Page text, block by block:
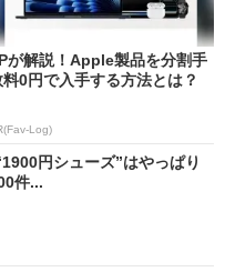
が解説！Apple製品を分割手
料0円で入手する方法とは？
Log)
円シューズ”はやっぱり
件...